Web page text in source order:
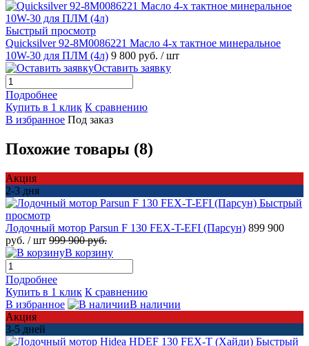
Быстрый просмотр
Quicksilver 92-8M0086221 Масло 4-х тактное минеральное
10W-30 для ПЛМ (4л) 9 800 руб. / шт
Оставить заявку
Подробнее
Купить в 1 клик К сравнению
В избранное Под заказ
Похожие товары (8)
Акция
2-3 дня
Быстрый
просмотр
Лодочный мотор Parsun F 130 FEX-T-EFI (Парсун) 899 900
руб. / шт 999 900 руб.
В корзину
Подробнее
Купить в 1 клик К сравнению
В избранное
В наличии
Акция
3-5 дней
Быстрый